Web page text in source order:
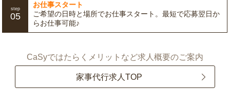
step
05
お仕事スタート
ご希望の日時と場所でお仕事スタート。最短で応募翌日か
らお仕事可能♪
CaSyではたらくメリットなど求人概要のご案内
家事代行求人TOP